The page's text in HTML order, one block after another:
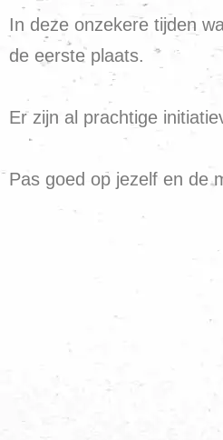
In deze onzekere tijden
de eerste plaats.
Er zijn al prachtige
Pas goed op jezelf en de